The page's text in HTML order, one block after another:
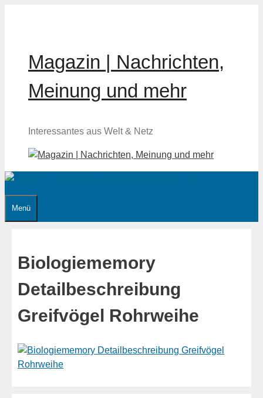
Magazin | Nachrichten,
Meinung und mehr
Interessantes aus Welt & Netz
Menü
Biologiememory
Detailbeschreibung
Greifvögel Rohrweihe